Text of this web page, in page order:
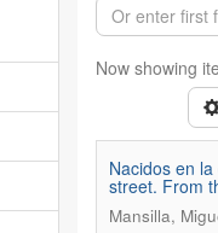
Now showing
Nacidos en
street. From
Mansilla,